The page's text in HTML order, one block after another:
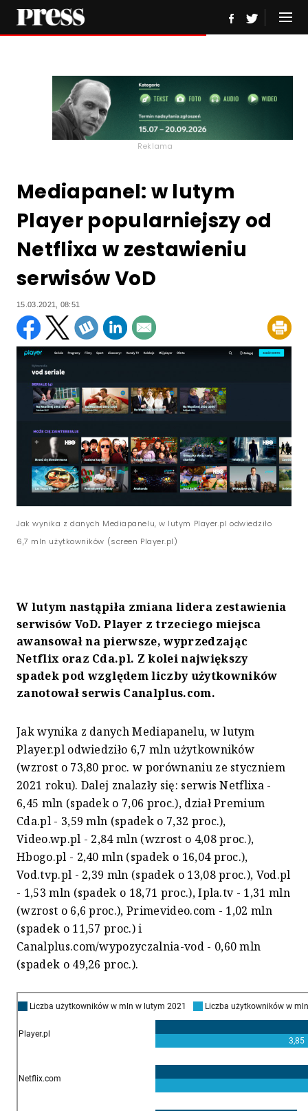
Reklama
Mediapanel: w lutym
Player popularniejszy od
Netflixa w zestawieniu
serwisów VoD
15.03.2021, 08:51
Jak wynika z danych Mediapanelu, w lutym Player.pl odwiedziło
6,7 mln użytkowników (screen Player.pl)
W lutym nastąpiła zmiana lidera zestawienia
serwisów VoD. Player z trzeciego miejsca
awansował na pierwsze, wyprzedzając
Netflix oraz Cda.pl. Z kolei największy
spadek pod względem liczby użytkowników
zanotował serwis Canalplus.com.
Jak wynika z danych Mediapanelu, w lutym
Player.pl odwiedziło 6,7 mln użytkowników
(wzrost o 73,80 proc. w porównaniu ze styczniem
2021 roku). Dalej znalazły się: serwis Netflixa -
6,45 mln (spadek o 7,06 proc.), dział Premium
Cda.pl - 3,59 mln (spadek o 7,32 proc.),
Video.wp.pl - 2,84 mln (wzrost o 4,08 proc.),
Hbogo.pl - 2,40 mln (spadek o 16,04 proc.),
Vod.tvp.pl - 2,39 mln (spadek o 13,08 proc.), Vod.pl
- 1,53 mln (spadek o 18,71 proc.), Ipla.tv - 1,31 mln
(wzrost o 6,6 proc.), Primevideo.com - 1,02 mln
(spadek o 11,57 proc.) i
Canalplus.com/wypozyczalnia-vod - 0,60 mln
(spadek o 49,26 proc.).